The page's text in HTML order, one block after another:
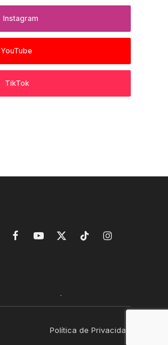
Instagram
YouTube
TikTok
FacebookYouTube
X
TikTokInstagram
Política de Privacidad